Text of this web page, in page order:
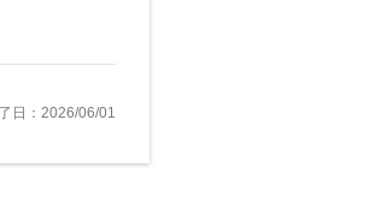
日：2026/06/01